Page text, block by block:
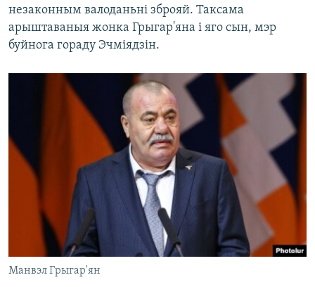
незаконным валоданьні зброяй. Таксама
арыштаваныя жонка Грыгар'яна і яго сын, мэр
буйнога гораду Эчміядзін.
Манвэл Грыгар'ян